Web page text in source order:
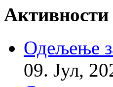
Одељење
09. Јул,